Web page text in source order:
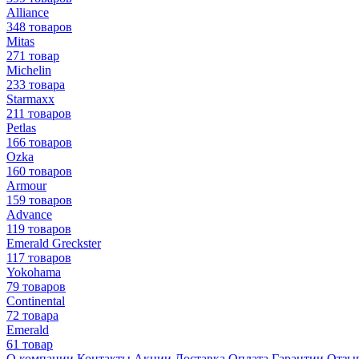
Alliance
348 товаров
Mitas
271 товар
Michelin
233 товара
Starmaxx
211 товаров
Petlas
166 товаров
Ozka
160 товаров
Armour
159 товаров
Advance
119 товаров
Emerald Greckster
117 товаров
Yokohama
79 товаров
Continental
72 товара
Emerald
61 товар